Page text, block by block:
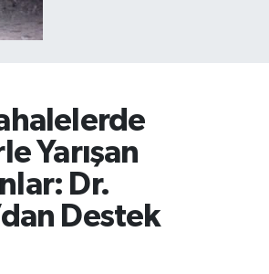
Yarışan
Dr.
Destek